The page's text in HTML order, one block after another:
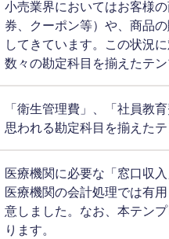
小売業界においてはお客様
券、クーポン等）や、商品
してきています。この状況
数々の勘定科目を揃えたテ
「衛生管理費」、「社員教
思われる勘定科目を揃えた
医療機関に必要な「窓口収
医療機関の会計処理では有
意しました。なお、本テン
ります。